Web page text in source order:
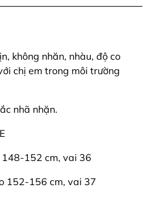
không nhăn, nhàu, độ co
chị em trong môi trường
nhã nhặn.
148-152 cm, vai 36
152-156 cm, vai 37